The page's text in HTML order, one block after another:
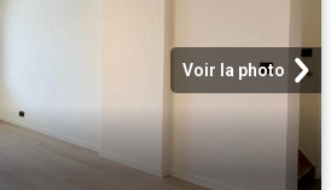
Voir la photo